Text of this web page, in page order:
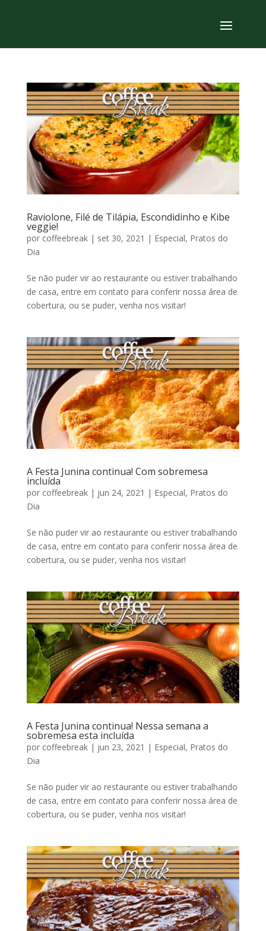
Raviolone, Filé de Tilápia, Escondidinho e Kibe
veggie!
por coffeebreak| set 30, 2021 | Especial, Pratos do
Dia
Se não puder vir ao restaurante ou estiver trabalhando
de casa, entre em contato para conferir nossa área de
cobertura, ou se puder, venha nos visitar!
A Festa Junina continua! Com sobremesa
incluída
por coffeebreak| jun 24, 2021 | Especial, Pratos do
Dia
Se não puder vir ao restaurante ou estiver trabalhando
de casa, entre em contato para conferir nossa área de
cobertura, ou se puder, venha nos visitar!
A Festa Junina continua! Nessa semana a
sobremesa esta incluída
por coffeebreak| jun 23, 2021 | Especial, Pratos do
Dia
Se não puder vir ao restaurante ou estiver trabalhando
de casa, entre em contato para conferir nossa área de
cobertura, ou se puder, venha nos visitar!